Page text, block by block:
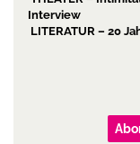
Interview
LITERATUR – 20